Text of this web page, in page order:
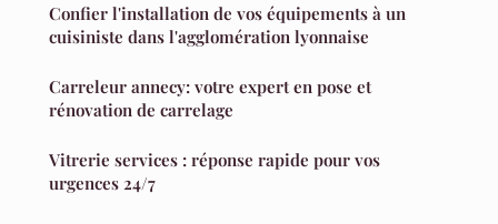
Confier l'installation de vos équipements à un
cuisiniste dans l'agglomération lyonnaise
Carreleur annecy: votre expert en pose et
rénovation de carrelage
Vitrerie services : réponse rapide pour vos
urgences 24/7